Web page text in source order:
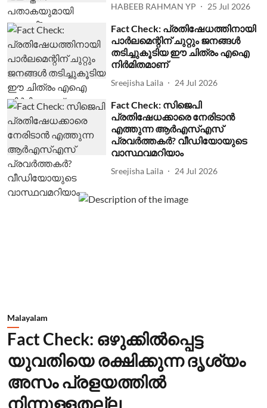
HABEEB RAHMAN YP 25 Jul 2026
Fact Check: പ്രതിഷേധത്തിനായി
പാര്‍ലമെന്റിന് ചുറ്റും ജനങ്ങള്‍
തടിച്ചുകൂടിയ ഈ ചിത്രം എഐ
നിര്‍മിതമാണ്
Sreejisha Laila 24 Jul 2026
Fact Check: സിജെപി
പ്രതിഷേധക്കാരെ നേരിടാന്‍
എത്തുന്ന ആര്‍എസ്എസ്
പ്രവര്‍ത്തകര്‍? വീഡിയോയുടെ
വാസ്ഥവമറിയാം
Sreejisha Laila 24 Jul 2026
Malayalam
Fact Check: ഒഴുക്കില്‍പ്പെട്ട
യുവതിയെ രക്ഷിക്കുന്ന ദൃശ്യം
അസം പ്രളയത്തില്‍
നിന്നുള്ളതല്ല